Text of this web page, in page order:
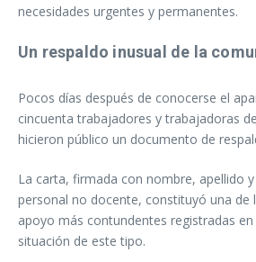
necesidades urgentes y permanentes.
Un respaldo inusual de la
Pocos días después de conocerse el
cincuenta trabajadores y trabajadoras
hicieron público un documento de
La carta, firmada con nombre, apellido
personal no docente, constituyó una de
apoyo más contundentes registradas
situación de este tipo.